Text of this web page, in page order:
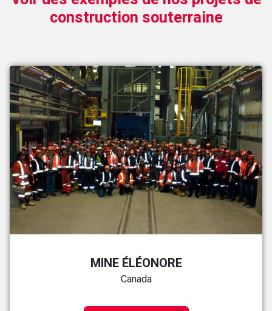
construction souterraine
MINE ÉLÉONORE
Canada